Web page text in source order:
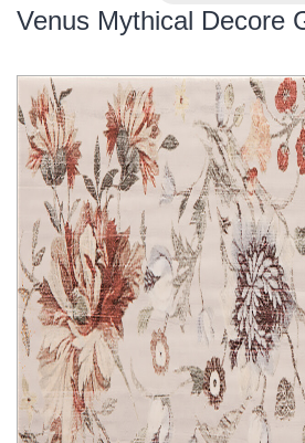
Venus Mythical Decore